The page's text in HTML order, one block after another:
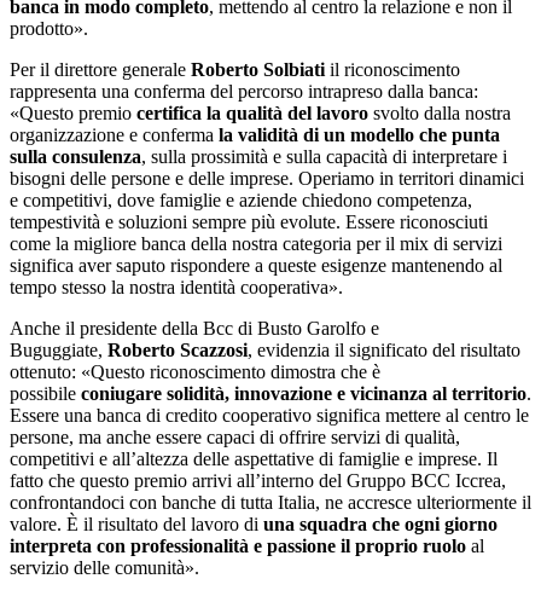
banca in modo completo, mettendo al centro la relazione e non il
prodotto».
Per il direttore generale Roberto Solbiatiil riconoscimento
rappresenta una conferma del percorso intrapreso dalla banca:
«Questo premio certifica la qualità del lavoro svolto dalla nostra
organizzazione e conferma la validità di un modello che punta
sulla consulenza, sulla prossimità e sulla capacità di interpretare i
bisogni delle persone e delle imprese. Operiamo in territori dinamici
e competitivi, dove famiglie e aziende chiedono competenza,
tempestività e soluzioni sempre più evolute. Essere riconosciuti
come la migliore banca della nostra categoria per il mix di servizi
significa aver saputo rispondere a queste esigenze mantenendo al
tempo stesso la nostra identità cooperativa».
Anche il presidente della Bcc di Busto Garolfo e
Buguggiate, Roberto Scazzosi, evidenzia il significato del risultato
ottenuto: «Questo riconoscimento dimostra che è
possibile coniugare solidità, innovazione e vicinanza al territorio.
Essere una banca di credito cooperativo significa mettere al centro le
persone, ma anche essere capaci di offrire servizi di qualità,
competitivi e all’altezza delle aspettative di famiglie e imprese. Il
fatto che questo premio arrivi all’interno del Gruppo BCC Iccrea,
confrontandoci con banche di tutta Italia, ne accresce ulteriormente il
valore. È il risultato del lavoro di una squadra che ogni giorno
interpreta con professionalità e passione il proprio ruolo al
servizio delle comunità».